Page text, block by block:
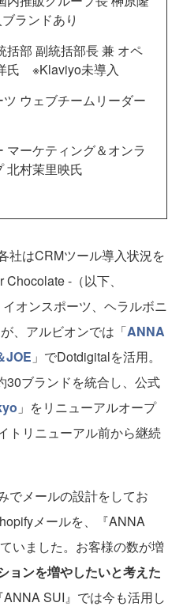
ランドあり
括部 副統括部長 兼 オペ
氏 ※Klaviyo未導入
ウェブチームリーダー
マーケティング＆オンラ
北村茉里映氏
社はCRMツール導入状況を
-（以下、
オンスポーツ、ヘラルボニ
、アルビオンでは「ANNA
JOE 」でDotdigitalを活用。
30ブランドを統合し、公式
」をリニューアルオープ
トリニューアル前から継続
でメールの設計をしてお
メールを、『ANNA
いました。お客様の数が増
ョンを増やしたいと考えた
ANNA SUI』では今も活用し